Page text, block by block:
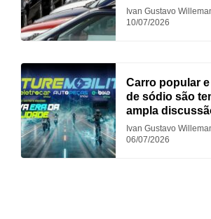
em 2026
Ivan Gustavo
10/07/2026
Carro popular
de sódio são
ampla
Ivan Gustavo
06/07/2026